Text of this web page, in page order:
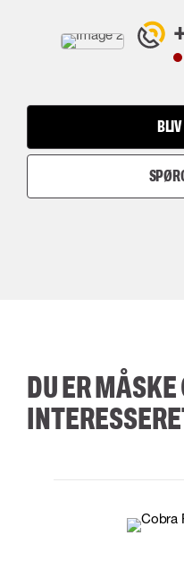
DU ER MÅSKE
38